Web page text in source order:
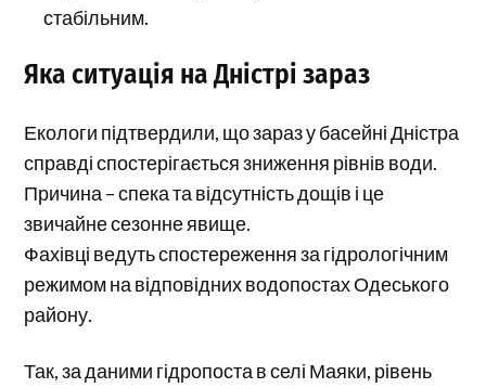
стабільним.
Яка ситуація на Дністрі зараз
Екологи підтвердили, що зараз у басейні Дністра
справді спостерігається зниження рівнів води.
Причина – спека та відсутність дощів і це
звичайне сезонне явище.
Фахівці ведуть спостереження за гідрологічним
режимом на відповідних водопостах Одеського
району.
Так, за даними гідропоста в селі Маяки, рівень